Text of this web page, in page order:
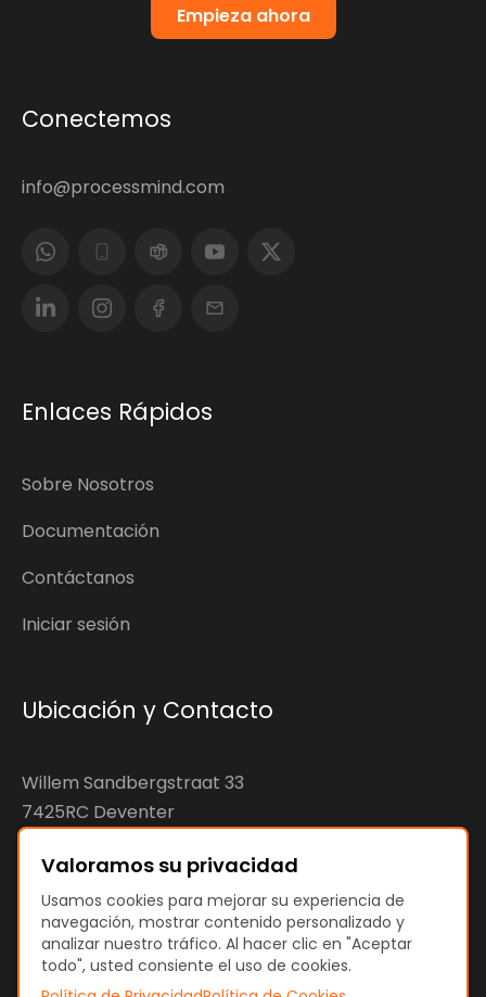
Empieza ahora
Conectemos
info@processmind.com
Enlaces Rápidos
Sobre Nosotros
Documentación
Contáctanos
Iniciar sesión
Ubicación y Contacto
Willem Sandbergstraat 33
7425RC Deventer
KvK: 92890598
VAT: NL866207144B01
Valoramos su privacidad
Usamos cookies para mejorar su experiencia de
navegación, mostrar contenido personalizado y
analizar nuestro tráfico. Al hacer clic en "Aceptar
todo", usted consiente el uso de cookies.